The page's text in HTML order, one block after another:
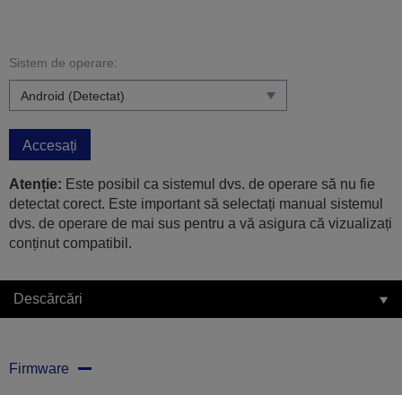
Sistem de operare:
Accesați
Atenție: Este posibil ca sistemul dvs. de operare să nu fie
detectat corect. Este important să selectați manual sistemul
dvs. de operare de mai sus pentru a vă asigura că vizualizați
conținut compatibil.
Descărcări
Firmware